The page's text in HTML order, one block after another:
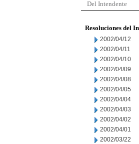
Del Intendente
Resoluciones del
2002/04/12
2002/04/11
2002/04/10
2002/04/09
2002/04/08
2002/04/05
2002/04/04
2002/04/03
2002/04/02
2002/04/01
2002/03/22